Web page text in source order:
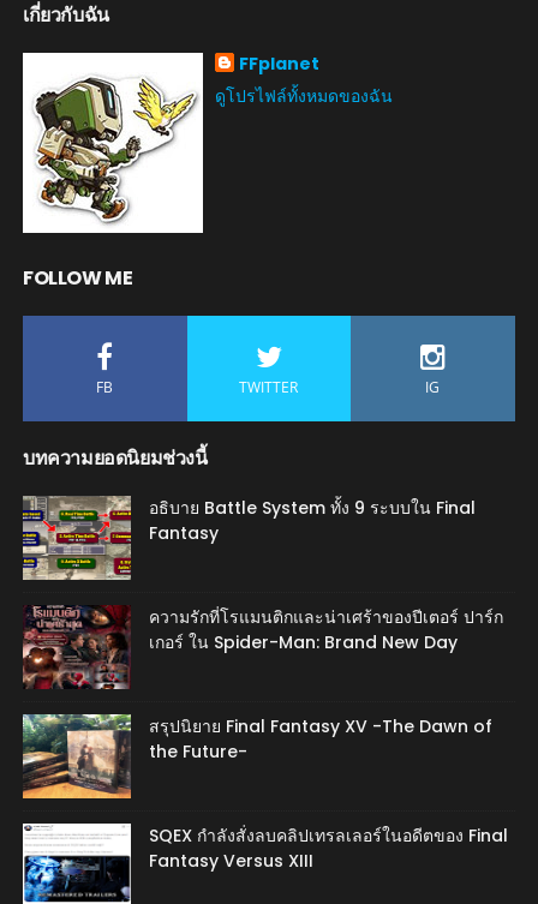
เกี่ยวกับฉัน
FFplanet
ดูโปรไฟล์ทั้งหมดของฉัน
FOLLOW ME
FB TWITTER IG
บทความยอดนิยมช่วงนี้
อธิบาย Battle System ทั้ง 9 ระบบใน Final
Fantasy
ความรักที่โรแมนติกและน่าเศร้าของปีเตอร์ ปาร์ก
เกอร์ ใน Spider-Man: Brand New Day
สรุปนิยาย Final Fantasy XV -The Dawn of
the Future-
SQEX กำลังสั่งลบคลิปเทรลเลอร์ในอดีตของ Final
Fantasy Versus XIII